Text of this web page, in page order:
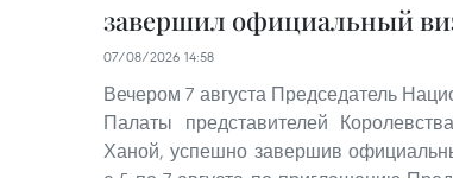
завершил официальный
07/08/2026 14:58
Вечером 7 августа Председатель
Палаты представителей
Ханой, успешно завершив